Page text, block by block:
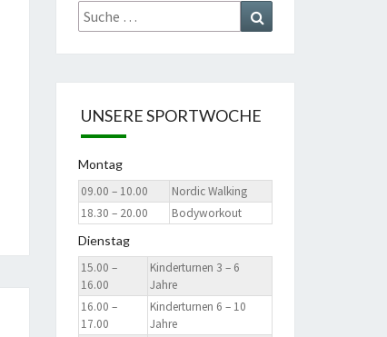
Suche
nach:
UNSERE SPORTWOCHE
Montag
09.00 – 10.00
Nordic Walking
18.30 – 20.00
Bodyworkout
Dienstag
15.00 –
16.00
Kinderturnen 3 – 6
Jahre
16.00 –
17.00
Kinderturnen 6 – 10
Jahre